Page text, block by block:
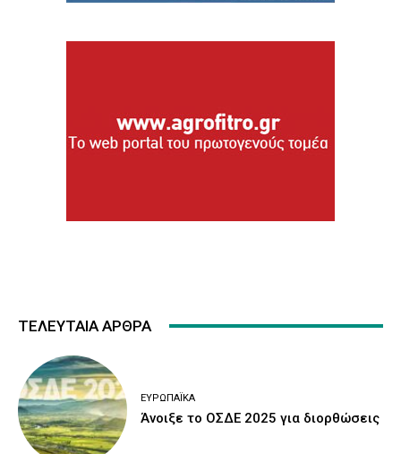
ΤΕΛΕΥΤΑΙΑ ΑΡΘΡΑ
ΕΥΡΩΠΑΪΚΆ
Άνοιξε το ΟΣΔΕ 2025 για διορθώσεις